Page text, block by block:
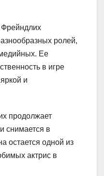
Фрейндлих
ролей,
Ее
в игре
и
продолжает
снимается в
остается одной из
актрис в